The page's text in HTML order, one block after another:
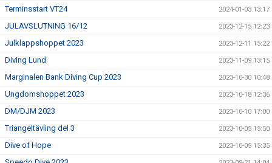
Terminsstart VT24 2024-01-03 13:17
JULAVSLUTNING 16/12 2023-12-15 12:23
Julklappshoppet 2023 2023-12-11 15:22
Diving Lund 2023-11-09 13:15
Marginalen Bank Diving Cup 2023 2023-10-30 10:48
Ungdomshoppet 2023 2023-10-18 12:36
DM/DJM 2023 2023-10-10 17:00
Triangeltävling del 3 2023-10-05 15:50
Dive of Hope 2023-10-05 15:35